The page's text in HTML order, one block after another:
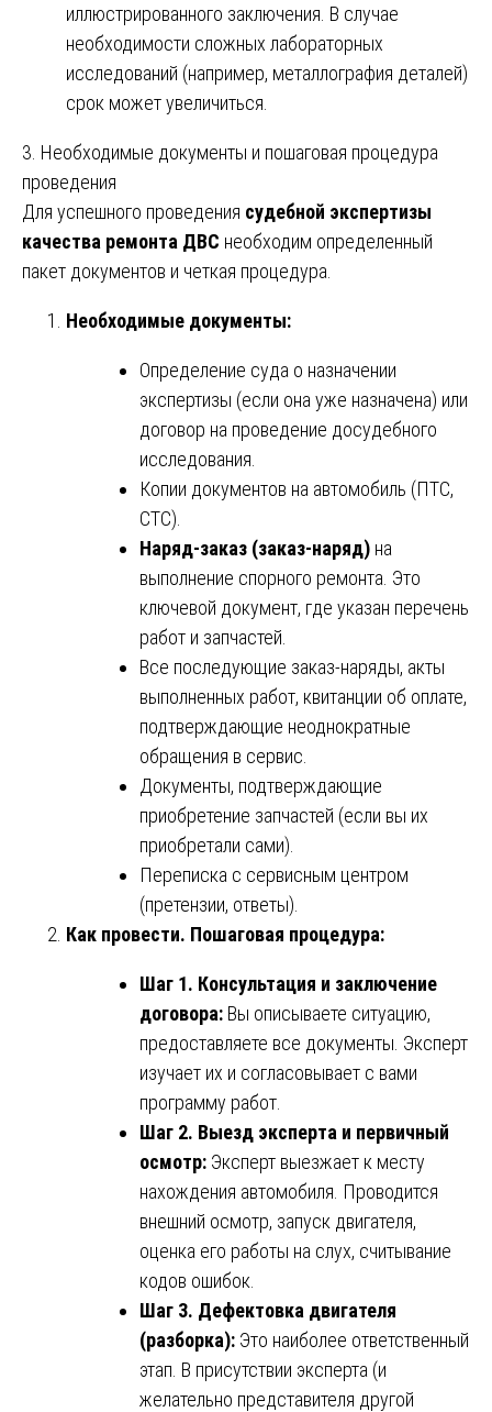
иллюстрированного заключения. В случае
необходимости сложных лабораторных
исследований (например, металлография деталей)
срок может увеличиться.
3. Необходимые документы и пошаговая процедура
проведения
Для успешного проведения судебной экспертизы
качества ремонта ДВС необходим определенный
пакет документов и четкая процедура.
Необходимые документы:
Определение суда о назначении
экспертизы (если она уже назначена) или
договор на проведение досудебного
исследования.
Копии документов на автомобиль (ПТС,
СТС).
Наряд-заказ (заказ-наряд) на
выполнение спорного ремонта. Это
ключевой документ, где указан перечень
работ и запчастей.
Все последующие заказ-наряды, акты
выполненных работ, квитанции об оплате,
подтверждающие неоднократные
обращения в сервис.
Документы, подтверждающие
приобретение запчастей (если вы их
приобретали сами).
Переписка с сервисным центром
(претензии, ответы).
Как провести. Пошаговая процедура:
Шаг 1. Консультация и заключение
договора: Вы описываете ситуацию,
предоставляете все документы. Эксперт
изучает их и согласовывает с вами
программу работ.
Шаг 2. Выезд эксперта и первичный
осмотр: Эксперт выезжает к месту
нахождения автомобиля. Проводится
внешний осмотр, запуск двигателя,
оценка его работы на слух, считывание
кодов ошибок.
Шаг 3. Дефектовка двигателя
(разборка): Это наиболее ответственный
этап. В присутствии эксперта (и
желательно представителя другой